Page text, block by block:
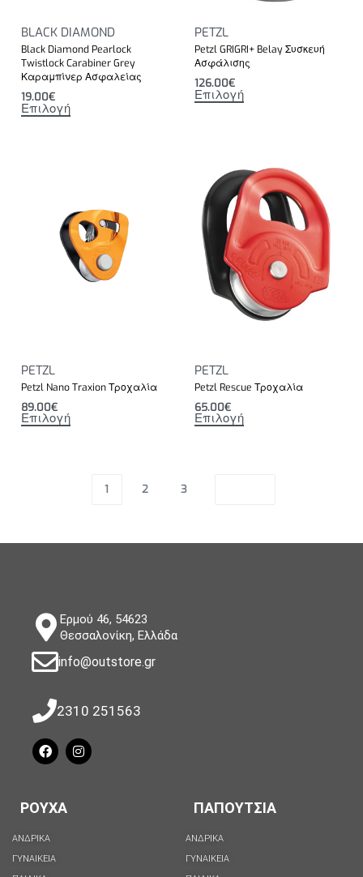
BLACK DIAMOND
Black Diamond Pearlock
Twistlock Carabiner Grey
Καραμπίνερ Ασφαλείας
19.00€
Επιλογή
PETZL
Petzl GRIGRI+ Belay Συσκευή
Ασφάλισης
126.00€
Επιλογή
PETZL
Petzl Nano Traxion Τροχαλία
89.00€
Επιλογή
PETZL
Petzl Rescue Τροχαλία
65.00€
Επιλογή
1 2 3
Ερμού 46, 54623
Θεσσαλονίκη, Ελλάδα
info@outstore.gr
2310 251563
ΡΟΥΧΑ
ΑΝΔΡΙΚΑ
ΓΥΝΑΙΚΕΙΑ
ΠΑΠΟΥΤΣΙΑ
ΑΝΔΡΙΚΑ
ΓΥΝΑΙΚΕΙΑ